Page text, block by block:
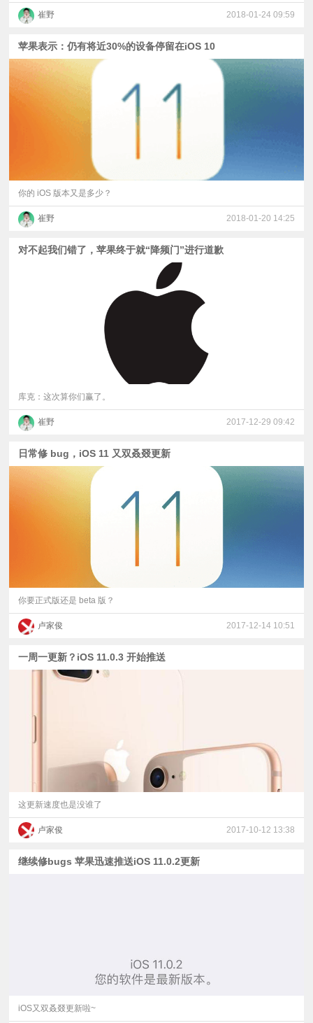
崔野 2018-01-24 09:59
苹果表示：仍有将近30%的设备停留在iOS 10
你的 iOS 版本又是多少？
崔野 2018-01-20 14:25
对不起我们错了，苹果终于就“降频门”进行道歉
库克：这次算你们赢了。
崔野 2017-12-29 09:42
日常修 bug，iOS 11 又双叒叕更新
你要正式版还是 beta 版？
卢家俊 2017-12-14 10:51
一周一更新？iOS 11.0.3 开始推送
这更新速度也是没谁了
卢家俊 2017-10-12 13:38
继续修bugs 苹果迅速推送iOS 11.0.2更新
iOS又双叒叕更新啦~